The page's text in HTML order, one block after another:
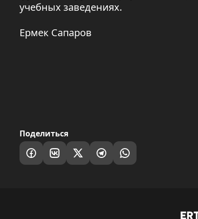
учебных заведениях.
Ермек Сапаров
Поделиться